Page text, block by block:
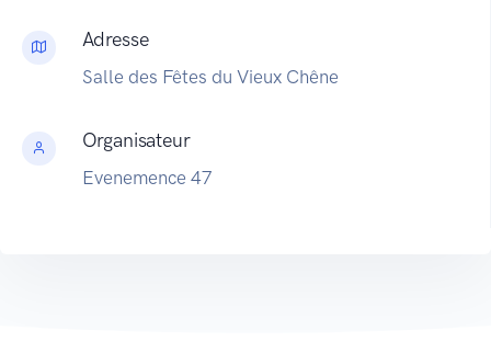
Adresse
Salle des Fêtes du Vieux Chêne
Organisateur
Evenemence 47